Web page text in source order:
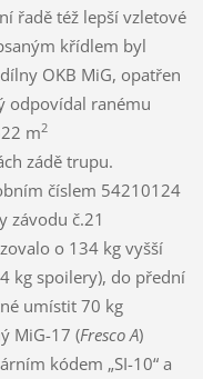
řadě též lepší vzletové
křídlem byl
OKB MiG, opatřen
odpovídal ranému
m2
zádě trupu.
číslem 54210124
závodu č.21
o 134 kg vyšší
kg spoilery), do přední
umístit 70 kg
MiG-17 (Fresco A)
kódem „SI-10“ a